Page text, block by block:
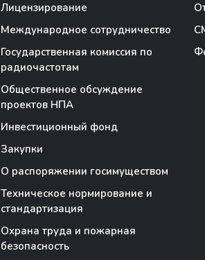
Лицензирование
Международное сотрудничество
Государственная комиссия по
радиочастотам
Общественное обсуждение
проектов НПА
Инвестиционный фонд
Закупки
О распоряжении госимуществом
Техническое нормирование и
стандартизация
Охрана труда и пожарная
безопасность